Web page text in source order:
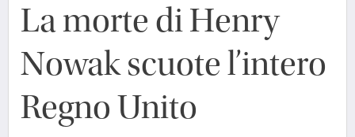
La morte di Henry
Nowak scuote l’intero
Regno Unito